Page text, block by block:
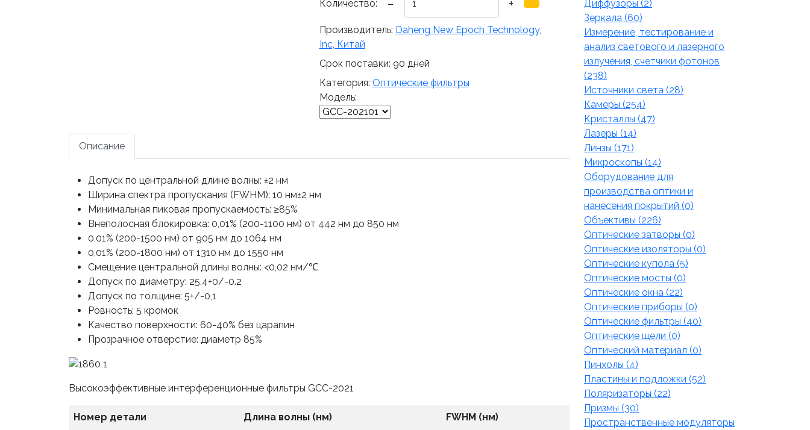
Количество: − +
Производитель: Daheng New Epoch Technology,
Inc, Китай
Срок поставки: 90 дней
Категория: Оптические фильтры
Модель:
Описание
Допуск по центральной длине волны: ±2 нм
Ширина спектра пропускания (FWHM): 10 нм±2 нм
Минимальная пиковая пропускаемость: ≥85%
Внеполосная блокировка: 0,01% (200-1100 нм) от 442 нм до 850 нм
0,01% (200-1500 нм) от 905 нм до 1064 нм
0,01% (200-1800 нм) от 1310 нм до 1550 нм
Смещение центральной длины волны: <0,02 нм/℃
Допуск по диаметру: 25.4+0/-0.2
Допуск по толщине: 5+/-0,1
Ровность: 5 кромок
Качество поверхности: 60-40% без царапин
Прозрачное отверстие: диаметр 85%
Высокоэффективные интерференционные фильтры GCC-2021
Номер детали Длина волны (нм) FWHM (нм)
Диффузоры (2)
Зеркала (60)
Измерение, тестирование и
анализ светового и лазерного
излучения, счетчики фотонов
(238)
Источники света (28)
Камеры (254)
Кристаллы (47)
Лазеры (14)
Линзы (171)
Микроскопы (14)
Оборудование для
производства оптики и
нанесения покрытий (0)
Объективы (226)
Оптические затворы (0)
Оптические изоляторы (0)
Оптические купола (5)
Оптические мосты (0)
Оптические окна (22)
Оптические приборы (0)
Оптические фильтры (40)
Оптические щели (0)
Оптический материал (0)
Пинхолы (4)
Пластины и подложки (52)
Поляризаторы (22)
Призмы (30)
Пространственные модуляторы